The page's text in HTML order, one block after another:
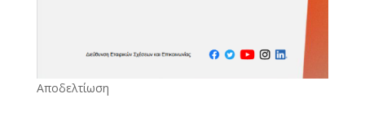
Αποδελτίωση